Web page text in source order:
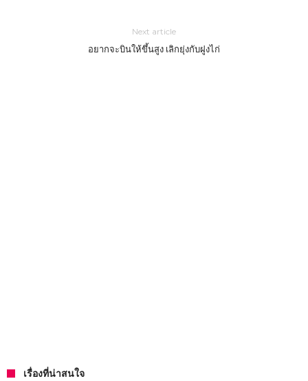
Next article
อยากจะบินให้ขึ้นสูง เลิกยุ่งกับฝูงไก่
เรื่องที่น่าสนใจ